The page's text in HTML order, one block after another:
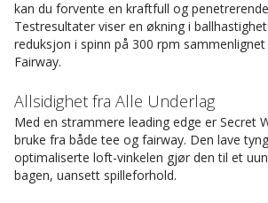
kan du forvente en kraftfull og
Testresultater viser en økning i
reduksjon i spinn på 300 rpm
Fairway.
Allsidighet fra Alle Underlag
Med en strammere leading edge er Secret
bruke fra både tee og fairway. Den lave
optimaliserte loft-vinkelen gjør den til et
bagen, uansett spilleforhold.